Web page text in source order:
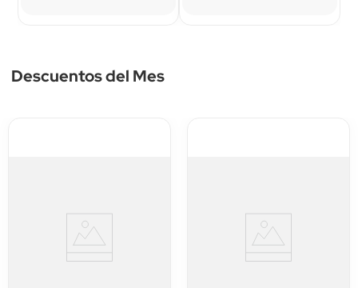
Descuentos del Mes